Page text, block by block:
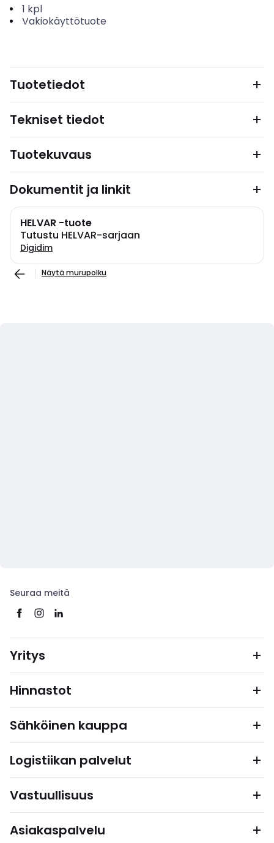
1 kpl
Vakiokäyttötuote
Tuotetiedot
Tekniset tiedot
Tuotekuvaus
Dokumentit ja linkit
HELVAR -tuote
Tutustu HELVAR-sarjaan
Digidim
Näytä murupolku
Seuraa meitä
Yritys
Hinnastot
Sähköinen kauppa
Logistiikan palvelut
Vastuullisuus
Asiakaspalvelu